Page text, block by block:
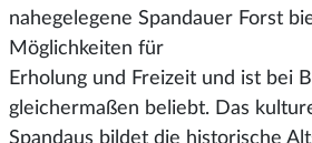
nahegelegene Spandauer Forst
Möglichkeiten für
Erholung und Freizeit und ist bei
gleichermaßen beliebt. Das
Spandaus bildet die historische